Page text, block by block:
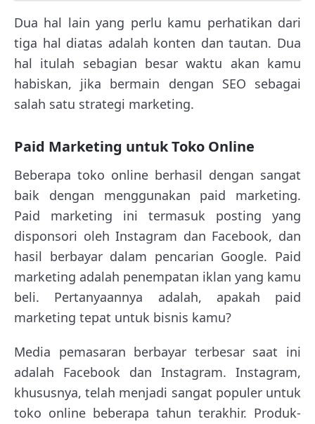
Dua hal lain yang perlu kamu perhatikan dari
tiga hal diatas adalah konten dan tautan. Dua
hal itulah sebagian besar waktu akan kamu
habiskan, jika bermain dengan SEO sebagai
salah satu strategi marketing.
Paid Marketing untuk Toko Online
Beberapa toko online berhasil dengan sangat
baik dengan menggunakan paid marketing.
Paid marketing ini termasuk posting yang
disponsori oleh Instagram dan Facebook, dan
hasil berbayar dalam pencarian Google. Paid
marketing adalah penempatan iklan yang kamu
beli. Pertanyaannya adalah, apakah paid
marketing tepat untuk bisnis kamu?
Media pemasaran berbayar terbesar saat ini
adalah Facebook dan Instagram. Instagram,
khususnya, telah menjadi sangat populer untuk
toko online beberapa tahun terakhir. Produk-